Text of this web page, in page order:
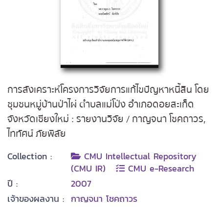
การสังเคราะห์โครงการวิจัยการแก้ไขปัญหาหนี้สิน โดย
ชุมชนหมู่บ้านป่าไผ่ ตำบลแม่โป่ง อำเภอดอยสะเก็ด
จังหวัดเชียงใหม่ : รายงานวิจัย / กาญจนา โชคถาวร,
ไททัศน์ ภัยพิลัย
Collection :
CMU Intellectual Repository
(CMU IR)
CMU e-Research
ปี :
2007
เจ้าของผลงาน : กาญจนา โชคถาวร